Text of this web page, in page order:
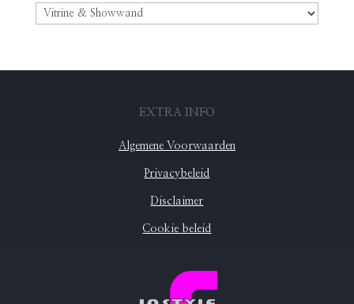
ONDERWERPEN
EXTRA INFO
Algemene Voorwaarden
Privacybeleid
Disclaimer
Cookie beleid